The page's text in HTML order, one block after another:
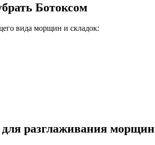
Ботоксом
вида морщин и складок:
для разглаживания морщин